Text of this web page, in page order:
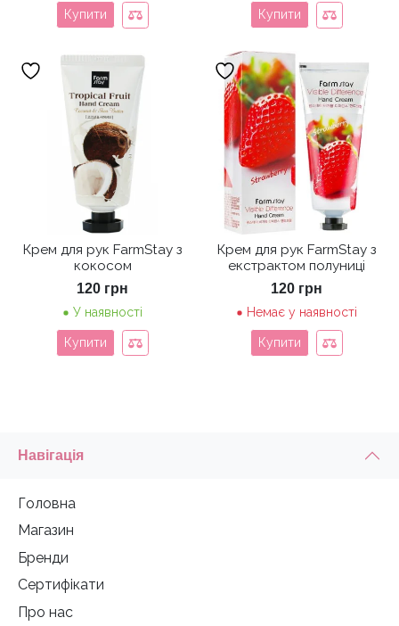
Купити Купити
Крем для рук FarmStay з
кокосом
120 грн
У наявності
Купити
Крем для рук FarmStay з
екстрактом полуниці
120 грн
Немає у наявності
Купити
Навігація
Головна
Магазин
Бренди
Сертифікати
Про нас